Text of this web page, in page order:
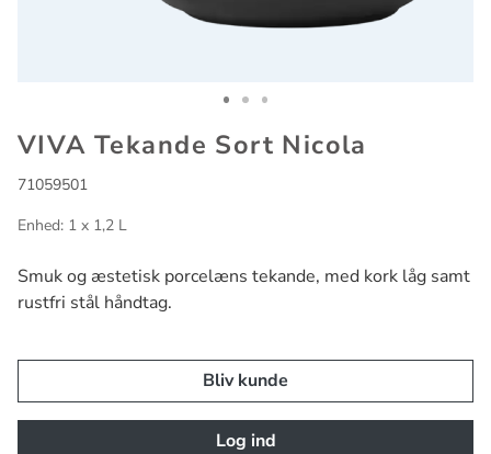
VIVA Tekande Sort Nicola
71059501
Enhed: 1 x 1,2 L
Smuk og æstetisk porcelæns tekande, med kork låg samt
rustfri stål håndtag.
Bliv kunde
Log ind